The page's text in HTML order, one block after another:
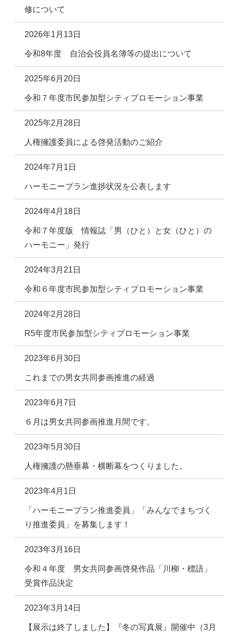
修について
2026年1月13日
令和8年度 自治会役員名簿等の提出について
2025年6月20日
令和７年度市民参加型シティプロモーション事業
2025年2月28日
人権擁護委員による啓発活動のご紹介
2024年7月1日
ハーモニープラン進捗状況を公表します
2024年4月18日
令和７年度版 情報誌「男（ひと）と女（ひと）の
ハーモニー」発行
2024年3月21日
令和６年度市民参加型シティプロモーション事業
2024年2月28日
R5年度市民参加型シティプロモーション事業
2023年6月30日
これまでの男女共同参画推進の経過
2023年6月7日
６月は男女共同参画推進月間です。
2023年5月30日
人権擁護の懸垂幕・横断幕をつくりました。
2023年4月1日
「ハーモニープラン推進委員」「みんなでまちづく
り推進委員」を募集します！
2023年3月16日
令和４年度 男女共同参画啓発作品「川柳・標語」
受賞作品決定
2023年3月14日
【展示は終了しました】『冬の写真展』開催中（3月